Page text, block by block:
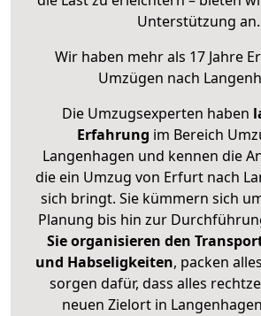
Unterstützung an.
Wir haben mehr als 17 Jahre
Umzügen nach
Die Umzugsexperten haben
Erfahrung im Bereich
Langenhagen und kennen die
die ein Umzug von Erfurt nach
sich bringt. Sie kümmern sich
Planung bis hin zur
Sie organisieren den
und Habseligkeiten, packen
sorgen dafür, dass alles
neuen Zielort in